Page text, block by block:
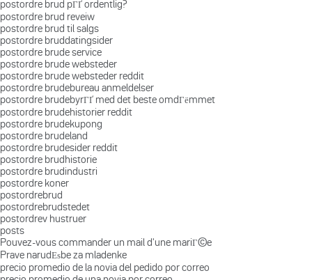
postordre brud pГҐ ordentlig?
postordre brud reveiw
postordre brud til salgs
postordre bruddatingsider
postordre brude service
postordre brude websteder
postordre brude websteder reddit
postordre brudebureau anmeldelser
postordre brudebyrГҐ med det beste omdГёmmet
postordre brudehistorier reddit
postordre brudekupong
postordre brudeland
postordre brudesider reddit
postordre brudhistorie
postordre brudindustri
postordre koner
postordrebrud
postordrebrudstedet
postordrev hustruer
posts
Pouvez-vous commander un mail d'une mariГ©e
Prave narudЕѕbe za mladenke
precio promedio de la novia del pedido por correo